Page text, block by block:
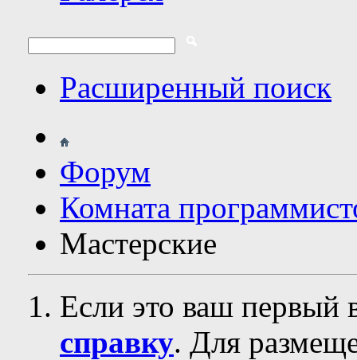
Расширенный поиск
Форум
Комната
Мастерские
Если это ваш первый
справку. Для